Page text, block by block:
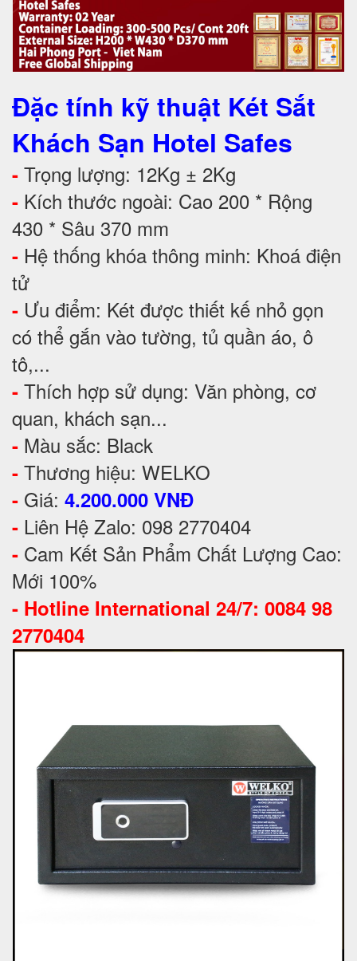
Đặc tính kỹ thuật Két Sắt
Khách Sạn Hotel Safes
- Trọng lượng: 12Kg ± 2Kg
- Kích thước ngoài: Cao 200 * Rộng
430 * Sâu 370 mm
- Hệ thống khóa thông minh: Khoá điện
tử
- Ưu điểm: Két được thiết kế nhỏ gọn
có thể gắn vào tường, tủ quần áo, ô
tô,...
- Thích hợp sử dụng: Văn phòng, cơ
quan, khách sạn...
- Màu sắc: Black
- Thương hiệu: WELKO
- Giá: 4.200.000 VNĐ
- Liên Hệ Zalo: 098 2770404
- Cam Kết Sản Phẩm Chất Lượng Cao:
Mới 100%
- Hotline International 24/7: 0084 98
2770404